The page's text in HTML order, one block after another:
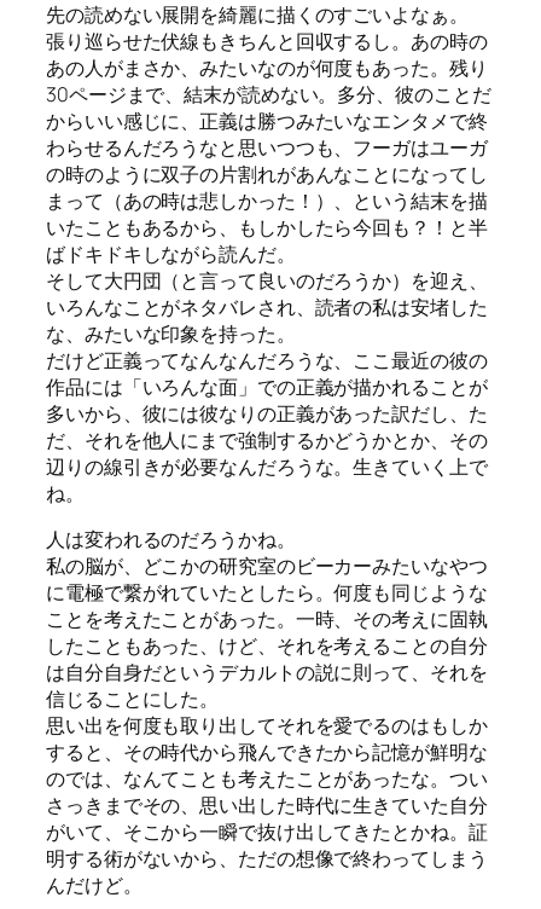
先の読めない展開を綺麗に描くのすごいよなぁ。
張り巡らせた伏線もきちんと回収するし。あの時の
あの人がまさか、みたいなのが何度もあった。残り
30ページまで、結末が読めない。多分、彼のことだ
からいい感じに、正義は勝つみたいなエンタメで終
わらせるんだろうなと思いつつも、フーガはユーガ
の時のように双子の片割れがあんなことになってし
まって（あの時は悲しかった！）、という結末を描
いたこともあるから、もしかしたら今回も？！と半
ばドキドキしながら読んだ。
そして大円団（と言って良いのだろうか）を迎え、
いろんなことがネタバレされ、読者の私は安堵した
な、みたいな印象を持った。
だけど正義ってなんなんだろうな、ここ最近の彼の
作品には「いろんな面」での正義が描かれることが
多いから、彼には彼なりの正義があった訳だし、た
だ、それを他人にまで強制するかどうかとか、その
辺りの線引きが必要なんだろうな。生きていく上で
ね。
人は変われるのだろうかね。
私の脳が、どこかの研究室のビーカーみたいなやつ
に電極で繋がれていたとしたら。何度も同じような
ことを考えたことがあった。一時、その考えに固執
したこともあった、けど、それを考えることの自分
は自分自身だというデカルトの説に則って、それを
信じることにした。
思い出を何度も取り出してそれを愛でるのはもしか
すると、その時代から飛んできたから記憶が鮮明な
のでは、なんてことも考えたことがあったな。つい
さっきまでその、思い出した時代に生きていた自分
がいて、そこから一瞬で抜け出してきたとかね。証
明する術がないから、ただの想像で終わってしまう
んだけど。